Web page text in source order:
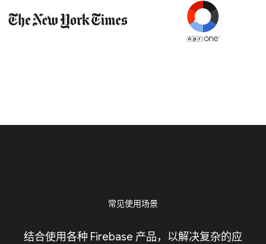
常见使用场景
结合使用各种 Firebase 产品，以解决复杂的应